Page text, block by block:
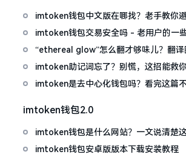
imtoken钱包中文版在哪找？老手教你
imtoken钱包交易安全吗 - 老用户的一
“ethereal glow”怎么翻才够味儿？翻译
的私房话
imtoken助记词忘了？别慌，这招能救你
imtoken是去中心化钱包吗？看完这篇
imtoken钱包2.0
imtoken钱包是什么网站？一文说清楚
imtoken钱包安卓版版本下载安装教程